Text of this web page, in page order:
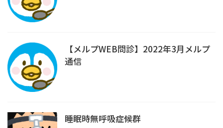
【メルプWEB問診】2022年3月メルプ
通信
睡眠時無呼吸症候群